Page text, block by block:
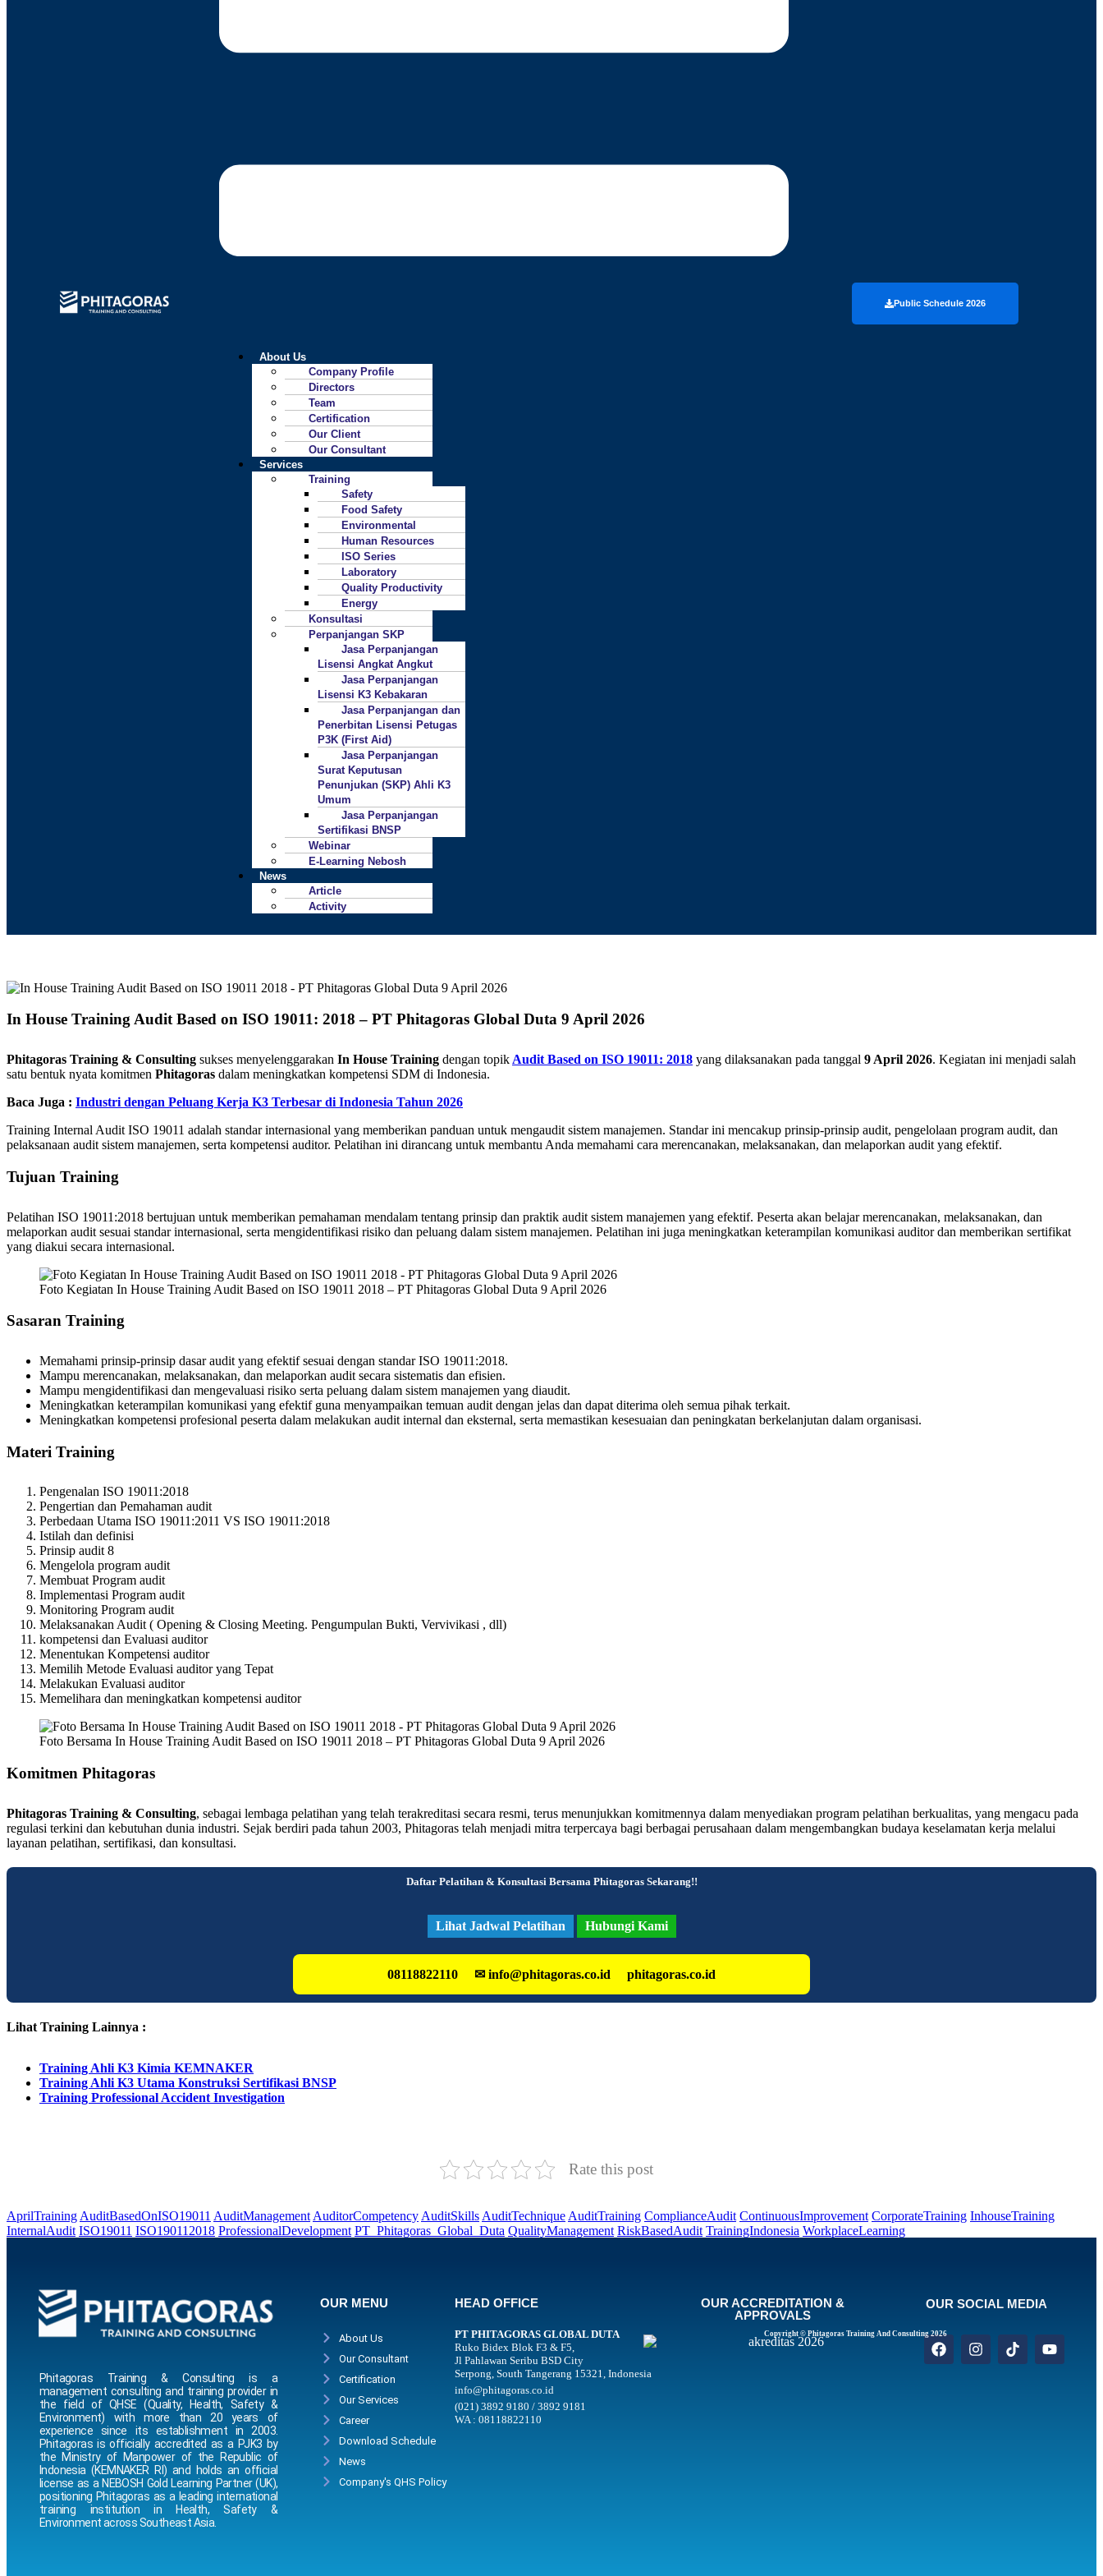
About Us
Company Profile
Directors
Team
Certification
Our Client
Our Consultant
Services
Training
Safety
Food Safety
Environmental
Human Resources
ISO Series
Laboratory
Quality Productivity
Energy
Konsultasi
Perpanjangan SKP
Jasa Perpanjangan
Lisensi Angkat Angkut
Jasa Perpanjangan
Lisensi K3 Kebakaran
Jasa Perpanjangan dan
Penerbitan Lisensi Petugas
P3K (First Aid)
Jasa Perpanjangan
Surat Keputusan
Penunjukan (SKP) Ahli K3
Umum
Jasa Perpanjangan
Sertifikasi BNSP
Webinar
E-Learning Nebosh
News
Article
Activity
Public Schedule 2026
In House Training Audit Based on ISO 19011: 2018 – PT Phitagoras Global Duta 9 April 2026
Phitagoras Training & Consulting sukses menyelenggarakan In House Training dengan topik Audit Based on ISO 19011: 2018 yang dilaksanakan pada tanggal 9 April 2026. Kegiatan ini menjadi salah
satu bentuk nyata komitmen Phitagoras dalam meningkatkan kompetensi SDM di Indonesia.
Baca Juga : Industri dengan Peluang Kerja K3 Terbesar di Indonesia Tahun 2026
Training Internal Audit ISO 19011 adalah standar internasional yang memberikan panduan untuk mengaudit sistem manajemen. Standar ini mencakup prinsip-prinsip audit, pengelolaan program audit, dan
pelaksanaan audit sistem manajemen, serta kompetensi auditor. Pelatihan ini dirancang untuk membantu Anda memahami cara merencanakan, melaksanakan, dan melaporkan audit yang efektif.
Tujuan Training
Pelatihan ISO 19011:2018 bertujuan untuk memberikan pemahaman mendalam tentang prinsip dan praktik audit sistem manajemen yang efektif. Peserta akan belajar merencanakan, melaksanakan, dan
melaporkan audit sesuai standar internasional, serta mengidentifikasi risiko dan peluang dalam sistem manajemen. Pelatihan ini juga meningkatkan keterampilan komunikasi auditor dan memberikan sertifikat
yang diakui secara internasional.
Foto Kegiatan In House Training Audit Based on ISO 19011 2018 – PT Phitagoras Global Duta 9 April 2026
Sasaran Training
Memahami prinsip-prinsip dasar audit yang efektif sesuai dengan standar ISO 19011:2018.
Mampu merencanakan, melaksanakan, dan melaporkan audit secara sistematis dan efisien.
Mampu mengidentifikasi dan mengevaluasi risiko serta peluang dalam sistem manajemen yang diaudit.
Meningkatkan keterampilan komunikasi yang efektif guna menyampaikan temuan audit dengan jelas dan dapat diterima oleh semua pihak terkait.
Meningkatkan kompetensi profesional peserta dalam melakukan audit internal dan eksternal, serta memastikan kesesuaian dan peningkatan berkelanjutan dalam organisasi.
Materi Training
Pengenalan ISO 19011:2018
Pengertian dan Pemahaman audit
Perbedaan Utama ISO 19011:2011 VS ISO 19011:2018
Istilah dan definisi
Prinsip audit 8
Mengelola program audit
Membuat Program audit
Implementasi Program audit
Monitoring Program audit
Melaksanakan Audit ( Opening & Closing Meeting. Pengumpulan Bukti, Vervivikasi , dll)
kompetensi dan Evaluasi auditor
Menentukan Kompetensi auditor
Memilih Metode Evaluasi auditor yang Tepat
Melakukan Evaluasi auditor
Memelihara dan meningkatkan kompetensi auditor
Foto Bersama In House Training Audit Based on ISO 19011 2018 – PT Phitagoras Global Duta 9 April 2026
Komitmen Phitagoras
Phitagoras Training & Consulting, sebagai lembaga pelatihan yang telah terakreditasi secara resmi, terus menunjukkan komitmennya dalam menyediakan program pelatihan berkualitas, yang mengacu pada
regulasi terkini dan kebutuhan dunia industri. Sejak berdiri pada tahun 2003, Phitagoras telah menjadi mitra terpercaya bagi berbagai perusahaan dalam mengembangkan budaya keselamatan kerja melalui
layanan pelatihan, sertifikasi, dan konsultasi.
Daftar Pelatihan & Konsultasi Bersama Phitagoras Sekarang!!
Lihat Jadwal Pelatihan Hubungi Kami
08118822110 ✉ info@phitagoras.co.id phitagoras.co.id
Lihat Training Lainnya :
Training Ahli K3 Kimia KEMNAKER
Training Ahli K3 Utama Konstruksi Sertifikasi BNSP
Training Professional Accident Investigation
Rate this post
AprilTraining AuditBasedOnISO19011 AuditManagement AuditorCompetency AuditSkills AuditTechnique AuditTraining ComplianceAudit ContinuousImprovement CorporateTraining InhouseTraining
InternalAudit ISO19011 ISO190112018 ProfessionalDevelopment PT_Phitagoras_Global_Duta QualityManagement RiskBasedAudit TrainingIndonesia WorkplaceLearning
Phitagoras Training & Consulting is a
management consulting and training provider in
the field of QHSE (Quality, Health, Safety &
Environment) with more than 20 years of
experience since its establishment in 2003.
Phitagoras is officially accredited as a PJK3 by
the Ministry of Manpower of the Republic of
Indonesia (KEMNAKER RI) and holds an official
license as a NEBOSH Gold Learning Partner (UK),
positioning Phitagoras as a leading international
training institution in Health, Safety &
Environment across Southeast Asia.
OUR MENU
About Us
Our Consultant
Certification
Our Services
Career
Download Schedule
News
Company's QHS Policy
HEAD OFFICE
PT PHITAGORAS GLOBAL DUTA
Ruko Bidex Blok F3 & F5,
Jl Pahlawan Seribu BSD City
Serpong, South Tangerang 15321, Indonesia
info@phitagoras.co.id
(021) 3892 9180 / 3892 9181
WA : 08118822110
OUR ACCREDITATION &
APPROVALS
OUR SOCIAL MEDIA
Copyright © Phitagoras Training And Consulting 2026